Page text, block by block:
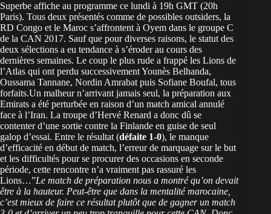
Superbe affiche au programme ce lundi à 19h GMT (20h
Paris). Tous deux présentés comme de possibles outsiders, la
RD Congo et le Maroc s’affrontent à Oyem dans le groupe C
de la CAN 2017. Sauf que pour diverses raisons, le statut des
deux sélections a eu tendance à s’éroder au cours des
dernières semaines. Le coup le plus rude a frappé les Lions de
l’Atlas qui ont perdu successivement Younès Belhanda,
Oussama Tannane, Nordin Amrabat puis Sofiane Boufal, tous
forfaits.Un malheur n’arrivant jamais seul, la préparation aux
Emirats a été perturbée en raison d’un match amical annulé
face à l’Iran. La troupe d’Hervé Renard a donc dû se
contenter d’une sortie contre la Finlande en guise de seul
galop d’essai. Entre le résultat (défaite 1-0), le manque
d’efficacité en début de match, l’erreur de marquage sur le but
et les difficultés pour se procurer des occasions en seconde
période, cette rencontre n’a vraiment pas rassuré les
Lions…”Le match de préparation nous a montré qu’on devait
être à la hauteur. Peut-être que dans la mentalité marocaine,
c’est mieux de faire ce résultat plutôt que de gagner un match